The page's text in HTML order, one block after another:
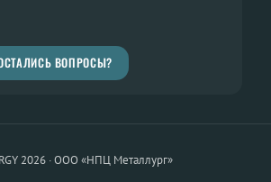
ВОПРОСЫ?
2026 · ООО «НПЦ Металлург»